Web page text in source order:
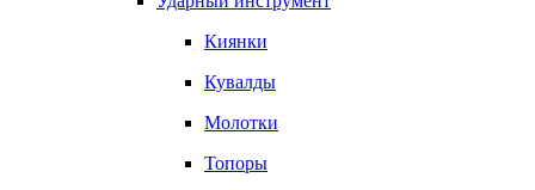
Киянки
Кувалды
Молотки
Топоры